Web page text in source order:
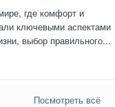
где комфорт и
ключевыми аспектами
выбор правильного...
Посмотреть всё